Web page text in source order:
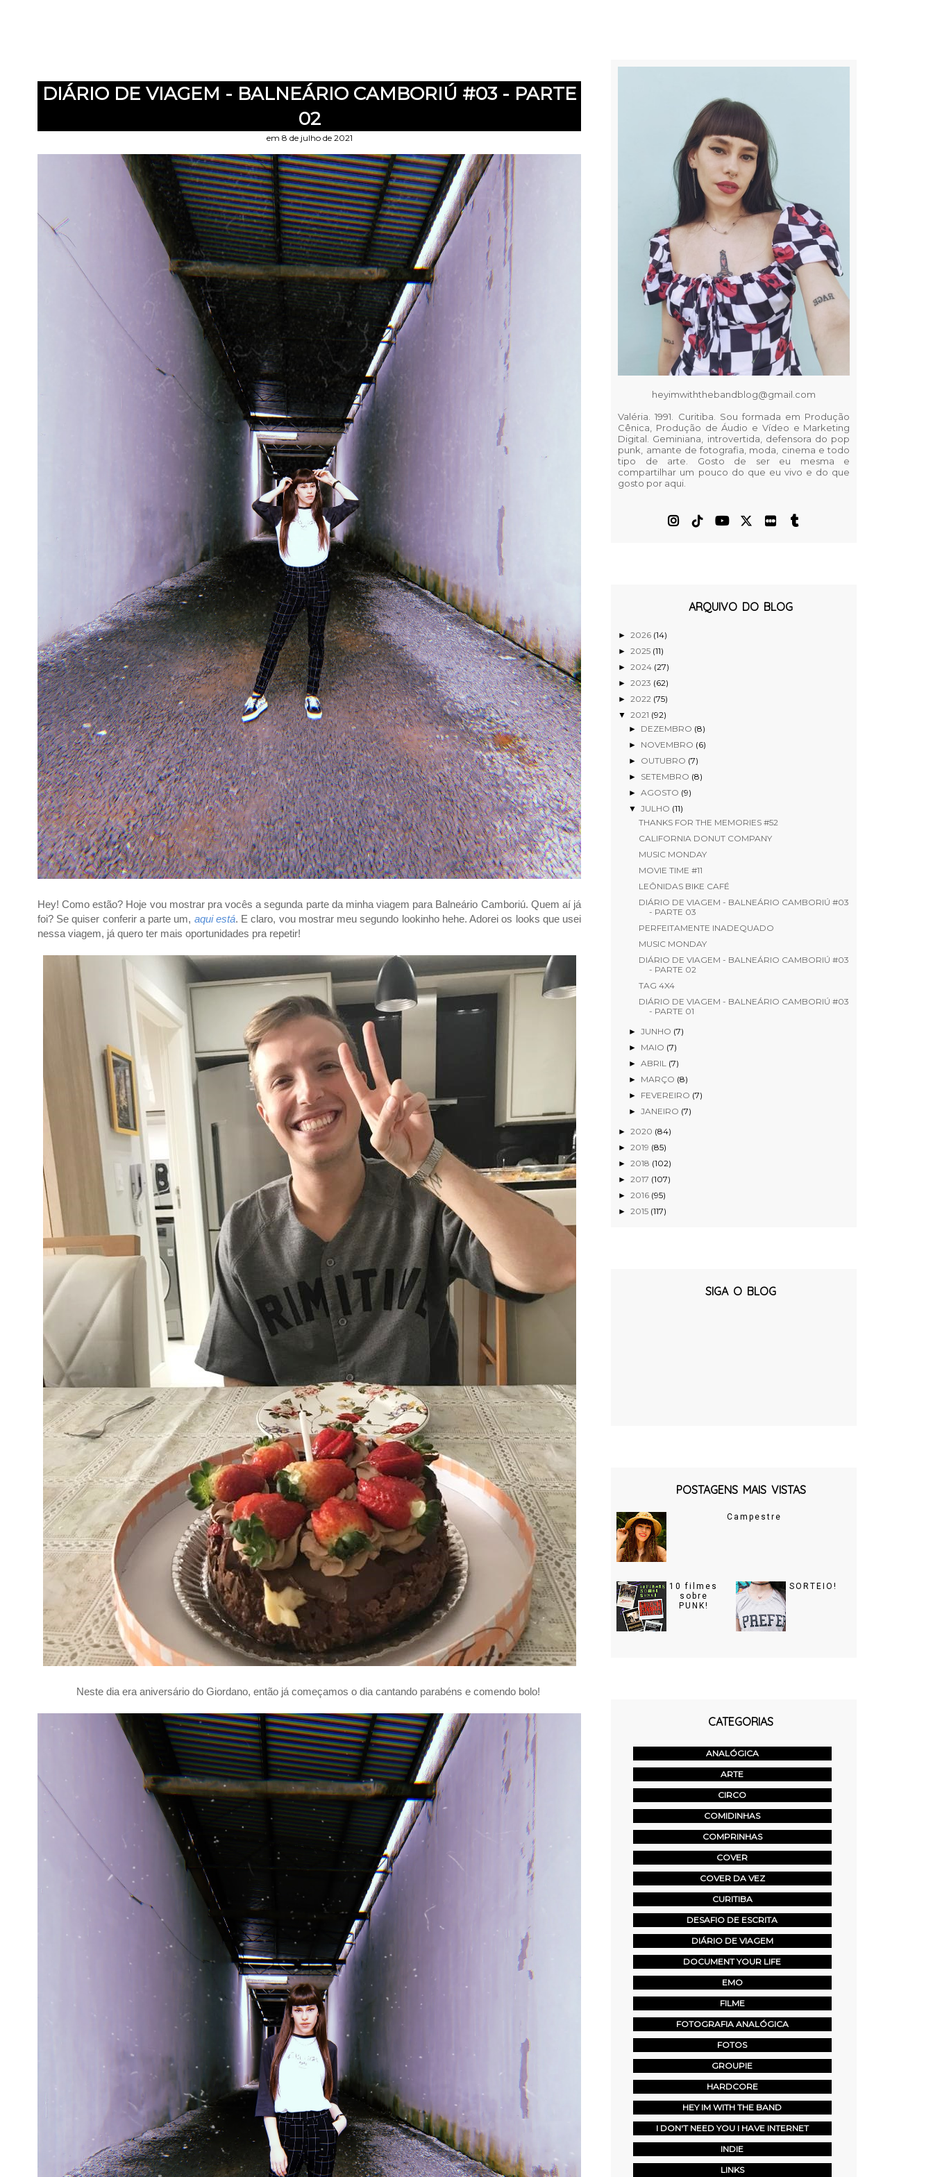
DIÁRIO DE VIAGEM - BALNEÁRIO CAMBORIÚ #03 - PARTE
02
em 8 de julho de 2021
Hey! Como estão? Hoje vou mostrar pra vocês a segunda parte da minha viagem para Balneário Camboriú. Quem aí já
foi? Se quiser conferir a parte um, aqui está. E claro, vou mostrar meu segundo lookinho hehe. Adorei os looks que usei
nessa viagem, já quero ter mais oportunidades pra repetir!
Neste dia era aniversário do Giordano, então já começamos o dia cantando parabéns e comendo bolo!
heyimwiththebandblog@gmail.com
Valéria. 1991. Curitiba. Sou formada em Produção
Cênica, Produção de Áudio e Vídeo e Marketing
Digital. Geminiana, introvertida, defensora do pop
punk, amante de fotografia, moda, cinema e todo
tipo de arte. Gosto de ser eu mesma e
compartilhar um pouco do que eu vivo e do que
gosto por aqui.
ARQUIVO DO BLOG
►2026 (14)
►2025 (11)
►2024 (27)
►2023 (62)
►2022 (75)
▼2021 (92)
► DEZEMBRO (8)
► NOVEMBRO (6)
► OUTUBRO (7)
► SETEMBRO (8)
► AGOSTO (9)
▼ JULHO (11)
THANKS FOR THE MEMORIES #52
CALIFORNIA DONUT COMPANY
MUSIC MONDAY
MOVIE TIME #11
LEÔNIDAS BIKE CAFÉ
DIÁRIO DE VIAGEM - BALNEÁRIO CAMBORIÚ #03
- PARTE 03
PERFEITAMENTE INADEQUADO
MUSIC MONDAY
DIÁRIO DE VIAGEM - BALNEÁRIO CAMBORIÚ #03
- PARTE 02
TAG 4X4
DIÁRIO DE VIAGEM - BALNEÁRIO CAMBORIÚ #03
- PARTE 01
► JUNHO (7)
► MAIO (7)
► ABRIL (7)
► MARÇO (8)
► FEVEREIRO (7)
► JANEIRO (7)
►2020 (84)
►2019 (85)
►2018 (102)
►2017 (107)
►2016 (95)
►2015 (117)
SIGA O BLOG
POSTAGENS MAIS VISTAS
Campestre
10 filmes
sobre
PUNK!
SORTEIO!
CATEGORIAS
ANALÓGICA
ARTE
CIRCO
COMIDINHAS
COMPRINHAS
COVER
COVER DA VEZ
CURITIBA
DESAFIO DE ESCRITA
DIÁRIO DE VIAGEM
DOCUMENT YOUR LIFE
EMO
FILME
FOTOGRAFIA ANALÓGICA
FOTOS
GROUPIE
HARDCORE
HEY IM WITH THE BAND
I DON'T NEED YOU I HAVE INTERNET
INDIE
LINKS